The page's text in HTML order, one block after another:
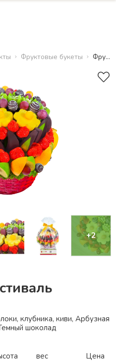
Фруктовые букеты Фруктовый фестиваль
+2
клубника, киви, Арбузная
шоколад
вес
Цена